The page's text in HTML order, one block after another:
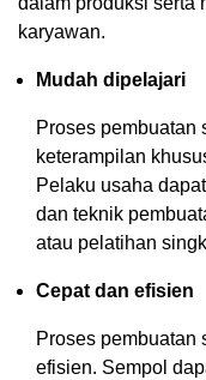
karyawan.
Mudah dipelajari
Proses pembuatan
keterampilan
Pelaku usaha
dan teknik
atau pelatihan
Cepat dan efisien
Proses pembuatan
efisien. Sempol